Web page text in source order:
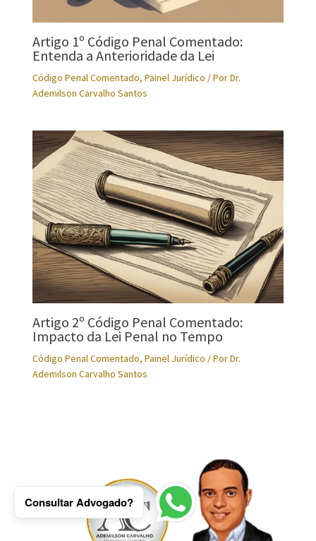
Artigo 1º Código Penal Comentado:
Entenda a Anterioridade da Lei
Código Penal Comentado, Painel Jurídico / PorDr.
Ademilson Carvalho Santos
Artigo 2º Código Penal Comentado:
Impacto da Lei Penal no Tempo
Código Penal Comentado, Painel Jurídico / PorDr.
Ademilson Carvalho Santos
Consultar Advogado?